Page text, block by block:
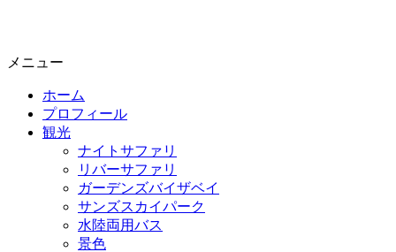
メニュー
ホーム
プロフィール
観光
ナイトサファリ
リバーサファリ
ガーデンズバイザベイ
サンズスカイパーク
水陸両用バス
景色